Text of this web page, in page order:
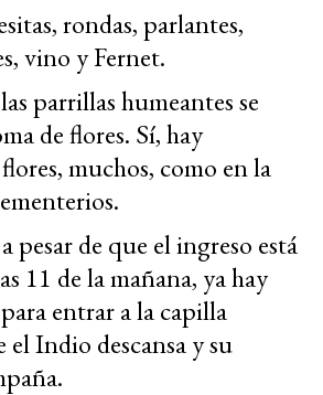
rondas, parlantes,
vino y Fernet.
parrillas humeantes se
de flores. Sí, hay
muchos, como en la
pesar de que el ingreso está
11 de la mañana, ya hay
entrar a la capilla
Indio descansa y su